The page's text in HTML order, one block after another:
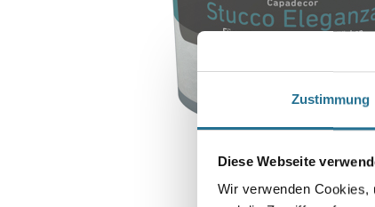
Zustimmung
Diese Webseite
Wir verwenden Cookies,